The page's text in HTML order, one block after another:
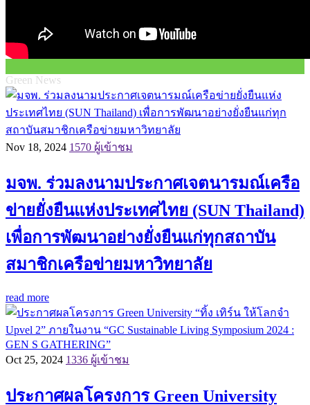
Green News
Nov 18, 2024 1570 ผู้เข้าชม
มจพ. ร่วมลงนามประกาศเจตนารมณ์เครือ
ข่ายยั่งยืนแห่งประเทศไทย (SUN Thailand)
เพื่อการพัฒนาอย่างยั่งยืนแก่ทุกสถาบัน
สมาชิกเครือข่ายมหาวิทยาลัย
read more
Oct 25, 2024 1336 ผู้เข้าชม
ประกาศผลโครงการ Green University